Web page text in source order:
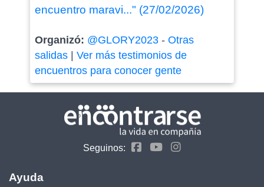
encuentro maravi..." (27/02/2026)
Organizó: @GLORY2023- Otras
salidas| Ver más testimonios de
encuentros para conocer gente
Seguinos:
Ayuda